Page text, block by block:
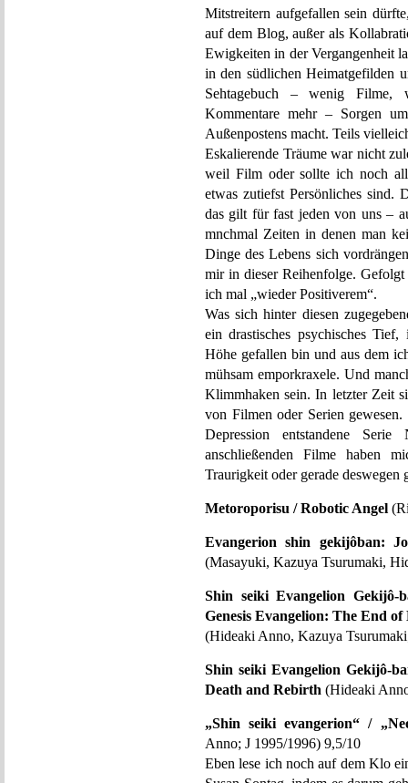
Mitstreitern aufgefallen sein
auf dem Blog, außer als
Ewigkeiten in der Vergangenheit
in den südlichen Heimatgefilden
Sehtagebuch – wenig Filme,
Kommentare mehr – Sorgen
Außenpostens macht. Teils
Eskalierende Träume war nicht
weil Film oder sollte ich noch
etwas zutiefst Persönliches sind.
das gilt für fast jeden von uns –
mnchmal Zeiten in denen man
Dinge des Lebens sich
mir in dieser Reihenfolge.
ich mal „wieder Positiverem“.
Was sich hinter diesen
ein drastisches psychisches
Höhe gefallen bin und aus dem
mühsam emporkraxele. Und
Klimmhaken sein. In letzter Zeit
von Filmen oder Serien
Depression entstandene
anschließenden Filme haben
Traurigkeit oder gerade deswegen
Metoroporisu / Robotic Angel
Evangerion shin gekijôban:
(Masayuki, Kazuya Tsurumaki,
Shin seiki Evangelion
Genesis Evangelion: The End of
(Hideaki Anno, Kazuya
Shin seiki Evangelion Gekijô-
Death and Rebirth (Hideaki
„Shin seiki evangerion“ /
Anno; J 1995/1996) 9,5/10
Eben lese ich noch auf dem Klo